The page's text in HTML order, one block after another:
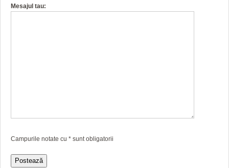
Mesajul tau:
Campurile notate cu * sunt obligatorii